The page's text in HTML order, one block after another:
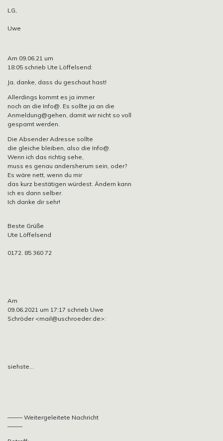
LG,
Uwe
Am 09.06.21 um
18:05 schrieb Ute Löffelsend:
Ja, danke, dass du geschaut hast!
Allerdings kommt es ja immer
noch an die Info@. Es sollte ja an die
Anmeldung@gehen, damit wir nicht so voll
gespamt werden.
Die Absender Adresse sollte
die gleiche bleiben, also die Info@.
Wenn ich das richtig sehe,
muss es genau andersherum sein, oder?
Es wäre nett, wenn du mir
das kurz bestätigen würdest. Ändern kann
ich es dann selber.
Ich danke dir sehr!
Beste Grüße
Ute Löffelsend
0172. 85 360 72
Am
09.06.2021 um 17:17 schrieb Uwe
Schröder <mail@uschroeder.de>:
siehste…
——– Weitergeleitete Nachricht
——–